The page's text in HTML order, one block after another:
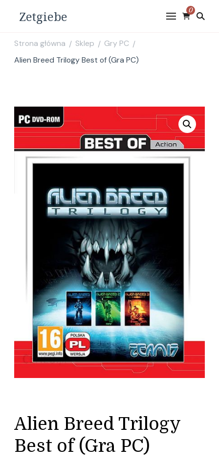
Zetgiebe 0
Strona główna / Sklep / Gry PC /
Alien Breed Trilogy Best of (Gra PC)
Alien Breed Trilogy
Best of (Gra PC)